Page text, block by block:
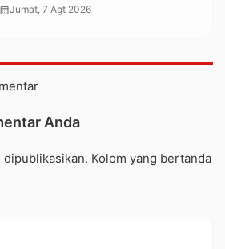
Stoner, Agar Keluarga tidak Larut
calendar_monthJumat, 7 Agt 2026
Anda
dipublikasikan. Kolom yang bertanda